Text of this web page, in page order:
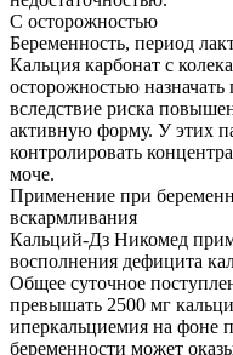
С осторожностью
Беременность, период
Кальция карбонат с
осторожностью
вследствие риска
активную форму. У этих
контролировать
моче.
Применение при
вскармливания
Кальций-Дз Никомед
восполнения дефицита
Общее суточное
превышать 2500 мг
иперкальциемия на фоне
беременности может